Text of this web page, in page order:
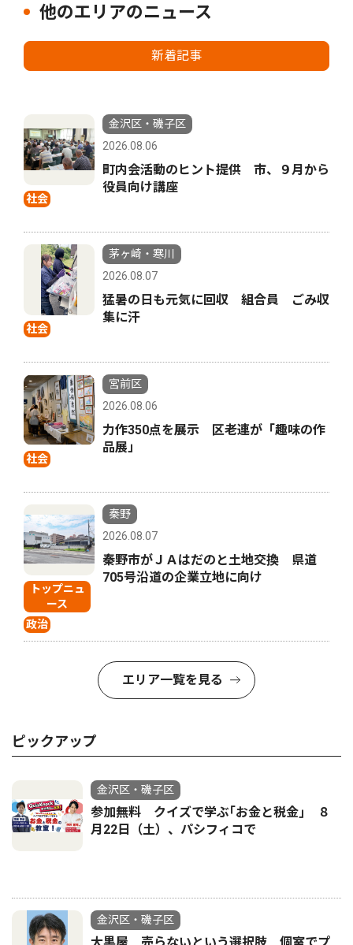
他のエリアのニュース
新着記事
社会
金沢区・磯子区
2026.08.06
町内会活動のヒント提供 市、９月から
役員向け講座
社会
茅ヶ崎・寒川
2026.08.07
猛暑の日も元気に回収 組合員 ごみ収
集に汗
社会
宮前区
2026.08.06
力作350点を展示 区老連が「趣味の作
品展」
トップニュ
ース
政治
秦野
2026.08.07
秦野市がＪＡはだのと土地交換 県道
705号沿道の企業立地に向け
エリア一覧を見る
ピックアップ
金沢区・磯子区
参加無料 クイズで学ぶ｢お金と税金｣ ８
月22日（土）、パシフィコで
金沢区・磯子区
大黒屋 売らないという選択肢 個室でプ